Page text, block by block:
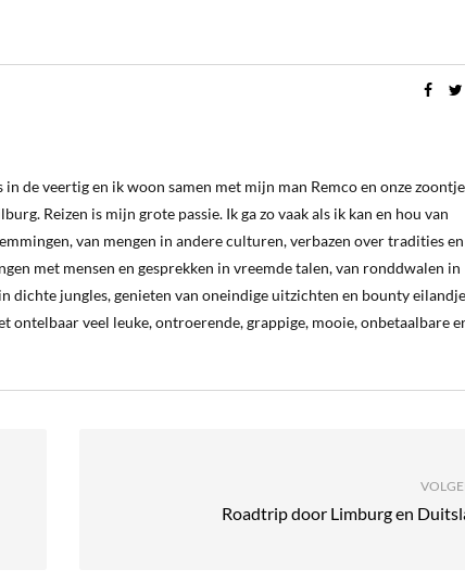
de veertig en ik woon samen met mijn man Remco en onze
Reizen is mijn grote passie. Ik ga zo vaak als ik kan en hou van
van mengen in andere culturen, verbazen over tradities en
met mensen en gesprekken in vreemde talen, van ronddwalen in
dichte jungles, genieten van oneindige uitzichten en bounty
ontelbaar veel leuke, ontroerende, grappige, mooie, onbetaalbare
Roadtrip door Limburg en